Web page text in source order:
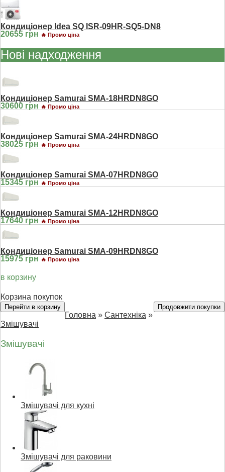
Кондиціонер Idea SQ ISR-09HR-SQ5-DN8
20655 грн 🔥 Промо ціна
Нові надходження
Кондиціонер Samurai SMA-18HRDN8GO
30600 грн 🔥 Промо ціна
Кондиціонер Samurai SMA-24HRDN8GO
38025 грн 🔥 Промо ціна
Кондиціонер Samurai SMA-07HRDN8GO
15345 грн 🔥 Промо ціна
Кондиціонер Samurai SMA-12HRDN8GO
17640 грн 🔥 Промо ціна
Кондиціонер Samurai SMA-09HRDN8GO
15975 грн 🔥 Промо ціна
в корзину
Корзина покупок
Перейти в корзину Продовжити покупки
Головна » Сантехніка »
Змішувачі
Змішувачі
Змішувачі для кухні
Змішувачі для раковини